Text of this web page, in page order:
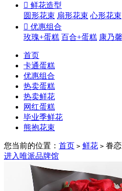
 鲜花造型
圆形花束 扇形花束 心形花束
 优惠组合
玫瑰+蛋糕 百合+蛋糕 康乃
首页
卡通蛋糕
优惠组合
热卖蛋糕
热卖鲜花
网红蛋糕
毕业季鲜花
熊抱花束
您当前的位置： 首页 > 鲜花 > 眷
进入唯派品牌馆